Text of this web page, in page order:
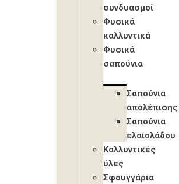
συνδυασμοί
Φυσικά
καλλυντικά
Φυσικά
σαπούνια
Σαπούνια
απολέπισης
Σαπούνια
ελαιολάδου
Καλλυντικές
ύλες
Σφουγγάρια